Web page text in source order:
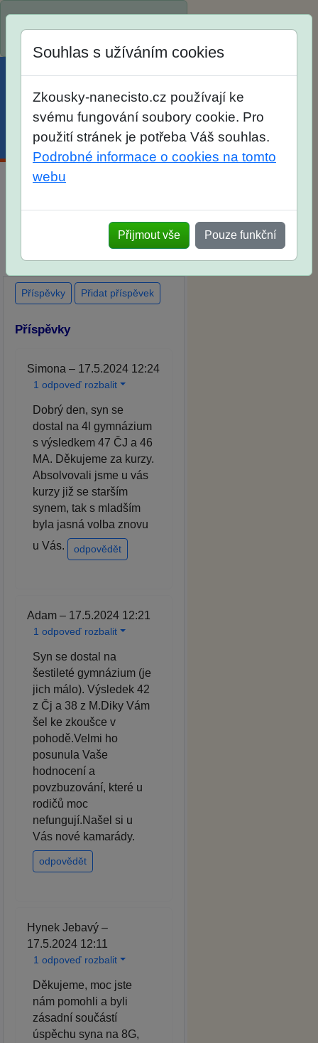
Menu Účet Košík
po skutečných přijímacích
zkouškách
Souhlas s užíváním cookies
Zkousky-nanecisto.cz používají ke
svému fungování soubory cookie. Pro
použití stránek je potřeba Váš souhlas.
Podrobné informace o cookies na tomto
webu
Přijmout vše Pouze funkční
Příspěvky Přidat příspěvek
Příspěvky
Simona – 17.5.2024 12:24
1 odpoveď rozbalit
Dobrý den, syn se
dostal na 4l gymnázium
s výsledkem 47 ČJ a 46
MA. Děkujeme za kurzy.
Absolvovali jsme u vás
kurzy již se starším
synem, tak s mladším
byla jasná volba znovu
u Vás.
odpovědět
Adam – 17.5.2024 12:21
1 odpoveď rozbalit
Syn se dostal na
šestileté gymnázium (je
jich málo). Výsledek 42
z Čj a 38 z M.Diky Vám
šel ke zkoušce v
pohodě.Velmi ho
posunula Vaše
hodnocení a
povzbuzování, které u
rodičů moc
nefungují.Našel si u
Vás nové kamarády.
odpovědět
Hynek Jebavý –
17.5.2024 12:11
1 odpoveď rozbalit
Děkujeme, moc jste
nám pomohli a byli
zásadní součástí
úspěchu syna na 8G,